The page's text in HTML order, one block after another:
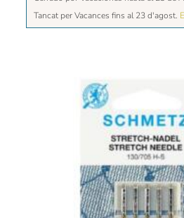
Tancat per Vacances fins al 23 d'agost.